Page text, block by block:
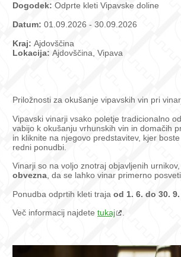
Dogodek: Odprte kleti Vipavske doline
Datum: 01.09.2026 - 30.09.2026
Kraj: Ajdovščina
Lokacija: Ajdovščina, Vipava
Priložnosti za okušanje vipavskih vin pri
Vipavski vinarji vsako poletje tradicionalno
vabijo k okušanju vrhunskih vin in domačih
in kliknite na njegovo predstavitev, kjer
redni ponudbi.
Vinarji so na voljo znotraj objavljenih
obvezna , da se lahko vinar primerno
Ponudba odprtih kleti traja od 1. 6. do 30.
Več informacij najdete tukaj